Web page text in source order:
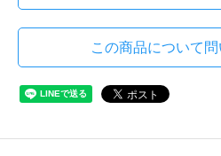
この商品について